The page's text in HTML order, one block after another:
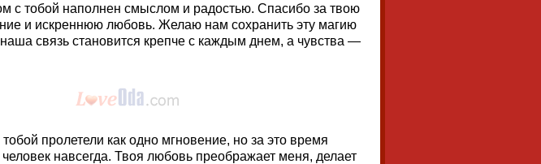
с тобой наполнен смыслом и радостью. Спасибо за твою
и искреннюю любовь. Желаю нам сохранить эту магию
связь становится крепче с каждым днем, а чувства —
пролетели как одно мгновение, но за это время
навсегда. Твоя любовь преображает меня, делает